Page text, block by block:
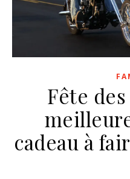
Fête
cadeau à